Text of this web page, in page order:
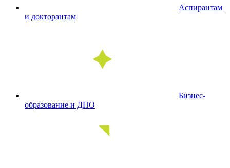
Аспирантам
и докторантам
Бизнес-
образование и ДПО